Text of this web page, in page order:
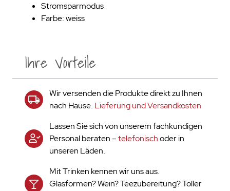
Ihre Vorteile
Wir versenden die Produkte direkt zu Ihnen
nach Hause. Lieferung und Versandkosten
Lassen Sie sich von unserem fachkundigen
Personal beraten –telefonischoder in
unseren Läden.
Mit Trinken kennen wir uns aus.
Glasformen? Wein? Teezubereitung? Toller
Stromsparmodus
Farbe: weiss